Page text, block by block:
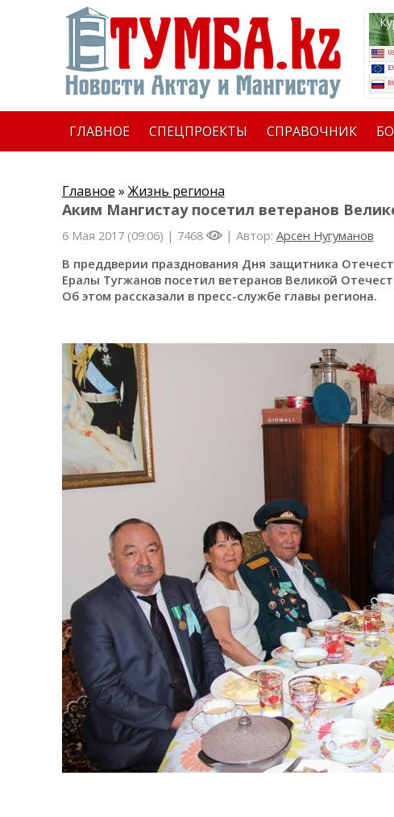
ГЛАВНОЕ СПЕЦПРОЕКТЫ СПРАВОЧНИК
Главное » Жизнь региона
Аким Мангистау посетил ветеранов
6 Мая 2017 (09:06) | 7468 | Автор: Арсен Нугуманов
В преддверии празднования Дня защитника
Ералы Тугжанов посетил ветеранов Великой
Об этом рассказали в пресс-службе главы региона.